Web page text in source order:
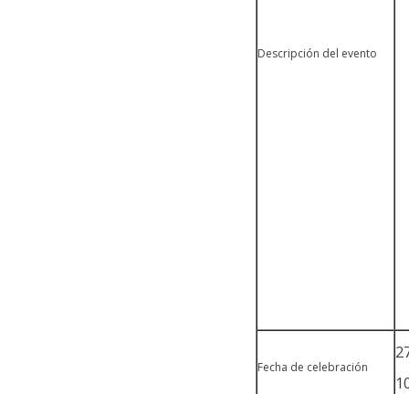
Descripción del evento
Fecha de celebración